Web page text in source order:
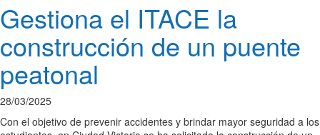
Gestiona el ITACE la
construcción de un puente
peatonal
28/03/2025
Con el objetivo de prevenir accidentes y brindar mayor seguridad a los